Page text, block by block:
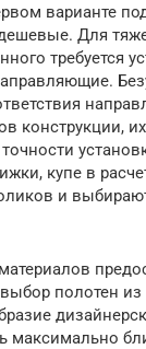
варианте
Для
требуется
конструкции, их
купе в
и
полотен из